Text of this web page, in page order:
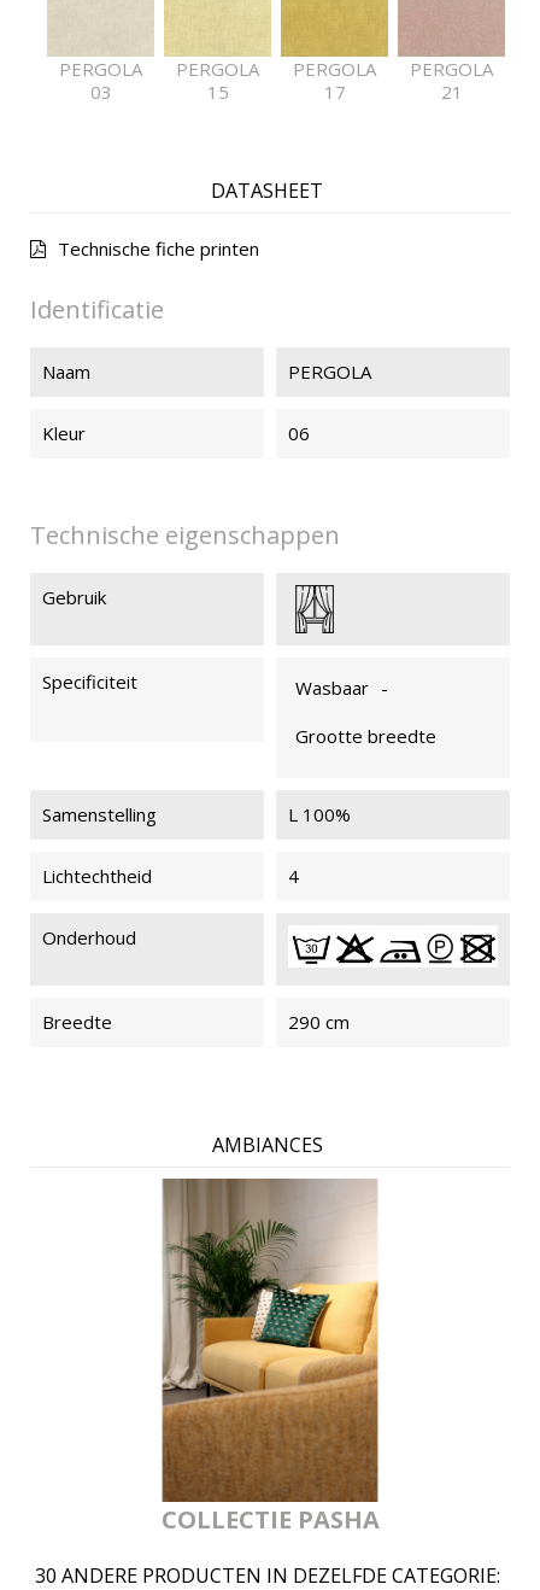
PERGOLA
03
PERGOLA
15
PERGOLA
17
PERGOLA
21
DATASHEET
Technische fiche printen
Identificatie
Naam PERGOLA
Kleur 06
Technische eigenschappen
Gebruik
Specificiteit Wasbaar -
Grootte breedte
Samenstelling L 100%
Lichtechtheid 4
Onderhoud
Breedte 290 cm
AMBIANCES
COLLECTIE PASHA
30 ANDERE PRODUCTEN IN DEZELFDE CATEGORIE: